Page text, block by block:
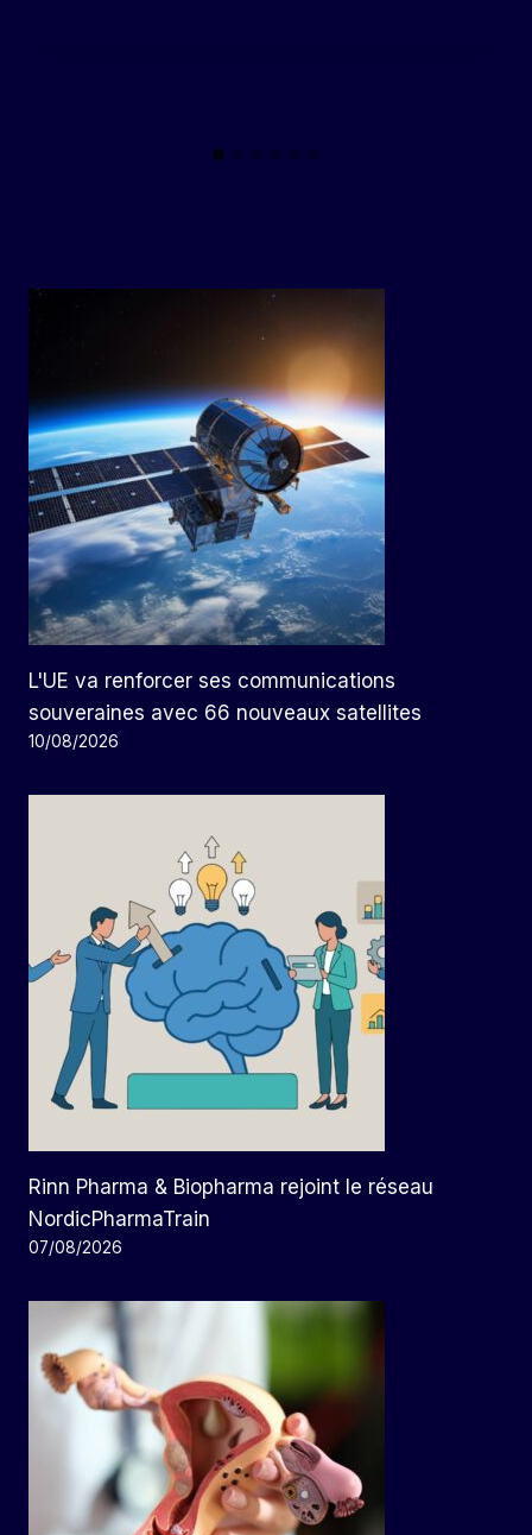
L'UE va renforcer ses communications
souveraines avec 66 nouveaux satellites
10/08/2026
Rinn Pharma & Biopharma rejoint le réseau
NordicPharmaTrain
07/08/2026